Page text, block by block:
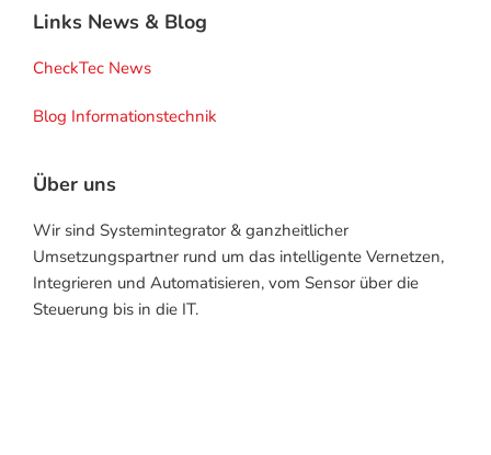
Links News & Blog
CheckTec News
Blog Informationstechnik
Über uns
Wir sind Systemintegrator & ganzheitlicher
Umsetzungspartner rund um das intelligente Vernetzen,
Integrieren und Automatisieren, vom Sensor über die
Steuerung bis in die IT.